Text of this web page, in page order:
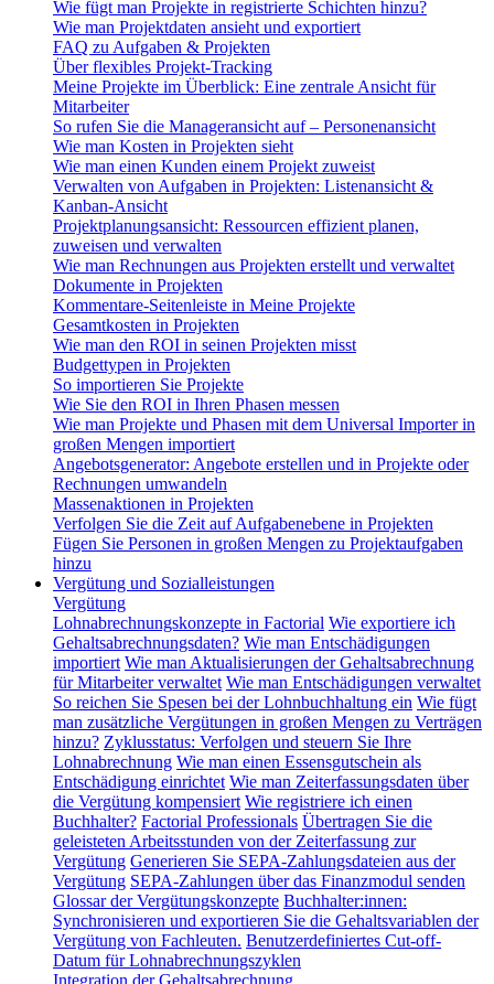
Wie fügt man Projekte in registrierte Schichten hinzu?
Wie man Projektdaten ansieht und exportiert
FAQ zu Aufgaben & Projekten
Über flexibles Projekt-Tracking
Meine Projekte im Überblick: Eine zentrale Ansicht für
Mitarbeiter
So rufen Sie die Manageransicht auf – Personenansicht
Wie man Kosten in Projekten sieht
Wie man einen Kunden einem Projekt zuweist
Verwalten von Aufgaben in Projekten: Listenansicht &
Kanban-Ansicht
Projektplanungsansicht: Ressourcen effizient planen,
zuweisen und verwalten
Wie man Rechnungen aus Projekten erstellt und verwaltet
Dokumente in Projekten
Kommentare-Seitenleiste in Meine Projekte
Gesamtkosten in Projekten
Wie man den ROI in seinen Projekten misst
Budgettypen in Projekten
So importieren Sie Projekte
Wie Sie den ROI in Ihren Phasen messen
Wie man Projekte und Phasen mit dem Universal Importer in
großen Mengen importiert
Angebotsgenerator: Angebote erstellen und in Projekte oder
Rechnungen umwandeln
Massenaktionen in Projekten
Verfolgen Sie die Zeit auf Aufgabenebene in Projekten
Fügen Sie Personen in großen Mengen zu Projektaufgaben
hinzu
Vergütung und Sozialleistungen
Vergütung
Lohnabrechnungskonzepte in Factorial Wie exportiere ich
Gehaltsabrechnungsdaten? Wie man Entschädigungen
importiert Wie man Aktualisierungen der Gehaltsabrechnung
für Mitarbeiter verwaltet Wie man Entschädigungen verwaltet
So reichen Sie Spesen bei der Lohnbuchhaltung ein Wie fügt
man zusätzliche Vergütungen in großen Mengen zu Verträgen
hinzu? Zyklusstatus: Verfolgen und steuern Sie Ihre
Lohnabrechnung Wie man einen Essensgutschein als
Entschädigung einrichtet Wie man Zeiterfassungsdaten über
die Vergütung kompensiert Wie registriere ich einen
Buchhalter? Factorial Professionals Übertragen Sie die
geleisteten Arbeitsstunden von der Zeiterfassung zur
Vergütung Generieren Sie SEPA-Zahlungsdateien aus der
Vergütung SEPA-Zahlungen über das Finanzmodul senden
Glossar der Vergütungskonzepte Buchhalter:innen:
Synchronisieren und exportieren Sie die Gehaltsvariablen der
Vergütung von Fachleuten. Benutzerdefiniertes Cut-off-
Datum für Lohnabrechnungszyklen
Integration der Gehaltsabrechnung